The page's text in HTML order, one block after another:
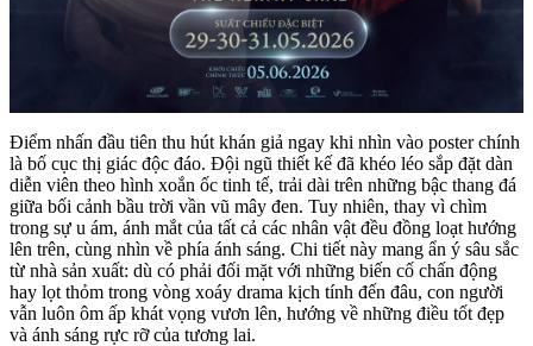
Điểm nhấn đầu tiên thu hút khán giả ngay khi nhìn vào poster chính
là bố cục thị giác độc đáo. Đội ngũ thiết kế đã khéo léo sắp đặt dàn
diễn viên theo hình xoắn ốc tinh tế, trải dài trên những bậc thang đá
giữa bối cảnh bầu trời vần vũ mây đen. Tuy nhiên, thay vì chìm
trong sự u ám, ánh mắt của tất cả các nhân vật đều đồng loạt hướng
lên trên, cùng nhìn về phía ánh sáng. Chi tiết này mang ẩn ý sâu sắc
từ nhà sản xuất: dù có phải đối mặt với những biến cố chấn động
hay lọt thỏm trong vòng xoáy drama kịch tính đến đâu, con người
vẫn luôn ôm ấp khát vọng vươn lên, hướng về những điều tốt đẹp
và ánh sáng rực rỡ của tương lai.